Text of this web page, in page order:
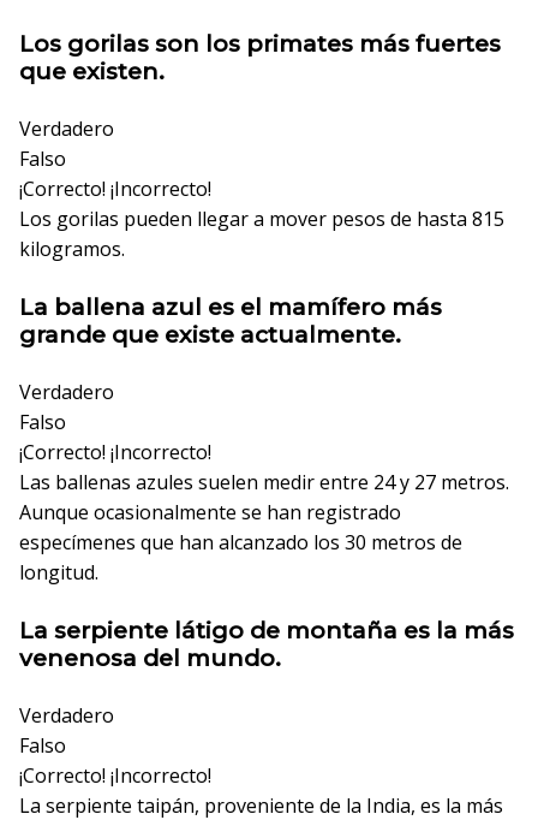
Los gorilas son los primates más fuertes
que existen.
Verdadero
Falso
¡Correcto! ¡Incorrecto!
Los gorilas pueden llegar a mover pesos de hasta 815
kilogramos.
La ballena azul es el mamífero más
grande que existe actualmente.
Verdadero
Falso
¡Correcto! ¡Incorrecto!
Las ballenas azules suelen medir entre 24 y 27 metros.
Aunque ocasionalmente se han registrado
especímenes que han alcanzado los 30 metros de
longitud.
La serpiente látigo de montaña es la más
venenosa del mundo.
Verdadero
Falso
¡Correcto! ¡Incorrecto!
La serpiente taipán, proveniente de la India, es la más